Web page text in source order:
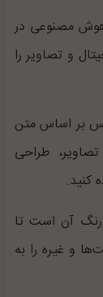
مصنوعی در
و تصاویر را
ای ۲ یک سری عکس بر اساس متن
طراحی
کنید.
دال ای ۲، قلم موی رنگ آن است تا
و غیره را به